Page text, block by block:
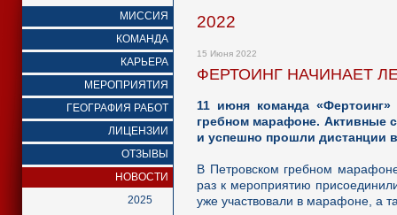
МИССИЯ
КОМАНДА
КАРЬЕРА
МЕРОПРИЯТИЯ
ГЕОГРАФИЯ РАБОТ
ЛИЦЕНЗИИ
ОТЗЫВЫ
НОВОСТИ
2025
2022
15 Июня 2022
ФЕРТОИНГ НАЧИНАЕТ
11 июня команда
гребном марафоне. Активные
и успешно прошли дистанции
В Петровском гребном
раз к мероприятию
уже участвовали в марафоне, а